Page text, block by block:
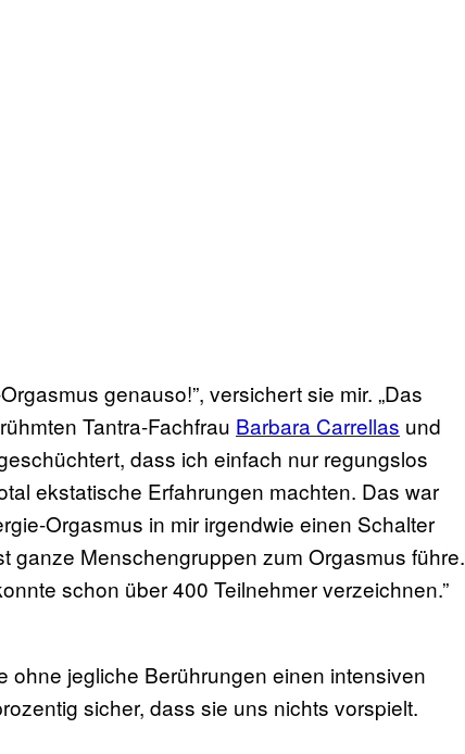
genauso!”, versichert sie mir. „Das
Tantra-Fachfrau Barbara Carrellas und
dass ich einfach nur regungslos
ekstatische Erfahrungen machten. Das war
Orgasmus in mir irgendwie einen Schalter
ganze Menschengruppen zum Orgasmus führe.
schon über 400 Teilnehmer verzeichnen.”
ohne jegliche Berührungen einen intensiven
sicher, dass sie uns nichts vorspielt.